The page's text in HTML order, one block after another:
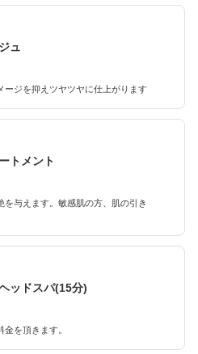
ュ
ージを抑えツヤツヤに仕上がります
トメント
与えます。敏感肌の方、肌の引き
ッドスパ(15分)
を頂きます。